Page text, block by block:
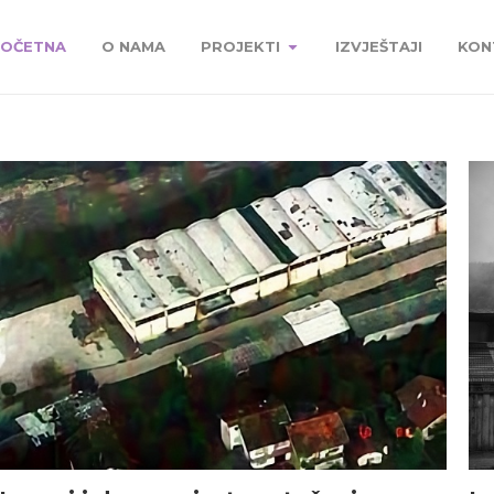
O NAMA PROJEKTI IZVJEŠTAJI